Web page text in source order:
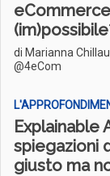
di Marianna
@4eCom
Explainable
spiegazioni
giusto ma